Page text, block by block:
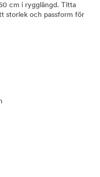
cm i rygglängd. Titta
storlek och passform för